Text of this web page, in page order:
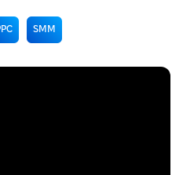
SMM